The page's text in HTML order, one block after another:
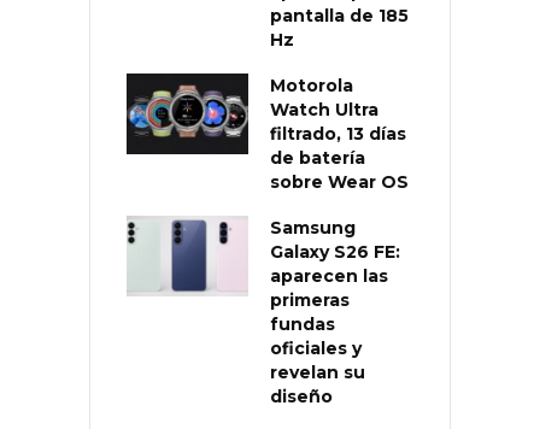
pantalla de 185
Hz
Motorola
Watch Ultra
filtrado, 13 días
de batería
sobre Wear OS
Samsung
Galaxy S26 FE:
aparecen las
primeras
fundas
oficiales y
revelan su
diseño